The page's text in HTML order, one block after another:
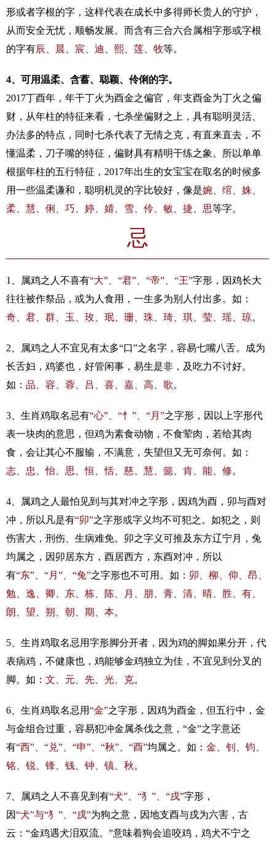
形或者字根的字，这样代表在成长中多得师长贵人的守护，
从而安全无忧，顺畅发展。而含有三合六合属相字形或字根
的字有辰、晨、宸、迪、熙、莲、牧等。
4、可用温柔、含蓄、聪颖、伶俐的字。
2017丁酉年，年干丁火为酉金之偏官，年支酉金为丁火之偏
财，从年柱的特征来看，七杀坐偏财之上，具有聪明灵活、
办法多的特点，同时七杀代表了无情之克，有直来直去，不
懂温柔，刀子嘴的特征，偏财具有精明干练之象。所以单单
根据年柱的五行特征，2017年出生的女宝宝在取名的时候多
用一些温柔谦和，聪明机灵的字比较好，像是婉、绾、姝、
柔、慧、俐、巧、婷、婧、雪、伶、敏、捷、思等字。
忌
1、属鸡之人不喜有“大”、“君”、“帝”、“王”字形，因鸡长大
往往被作祭品，或为人食用，一生多为别人付出多。如：
奇、君、群、玉、玫、珉、珊、珠、琦、琪、莹、瑶、琼。
2、属鸡之人不宜见有太多“口”之名字，容易七嘴八舌。成为
长舌妇，鸡婆也，好管闲事，易生是非，及吃力不讨好。
如： 品、容、蓉、吕、喜、嘉、高、歌。
3、生肖鸡取名忌有“心”、“忄”、“月”之字形，因以上字形代
表一块肉的意思，但鸡为素食动物，不食荤肉，若给其肉
食，会让其心不服输，不满意，失望但又无可奈何。如：
志、忠、怡、思、恒、恬、慈、慧、懿、肯、能、修。
4、属鸡之人最怕见到与其对冲之字形，因鸡为酉，卯与酉对
冲，所以凡是有“卯”之字形或字义均不可犯之。如犯之，则
伤害大，刑伤、生病难免。卯之字义可推及东方辽宁月，兔
均属之，因卯居东方，酉居西方，东酉对冲，所以
有“东”、“月”、“兔”之字形也不可用。如： 卯、柳、仰、昂、
勉、逸、卿、东、栋、陈、月、朋、青、清、晴、胜、有、
朗、望、朔、朝、期、本。
5、生肖鸡取名忌用字形脚分开者，因为鸡的脚如果分开，代
表病鸡，不健康也，鸡能够金鸡独立为佳，不宜见到分叉的
脚。如： 文、元、先、光、克。
6、生肖鸡取名忌用“金”之字形，因鸡为酉金，但五行中，金
与金组合过重，容易犯冲金属杀伐之意，“金”之字意还
有“西”、“兑”、“申”、“秋”、“酉”均属之。如： 金、钊、钧、
铭、锐、锋、钱、钟、镇、秋。
7、属鸡之人不喜见到有“犬”、“犭”、“戌”字形，
因“犬”与“犭”、“戌”为狗之意，因地支酉与戌为六害，古
云：“金鸡遇犬泪双流。”意味着狗会追咬鸡，鸡犬不宁之